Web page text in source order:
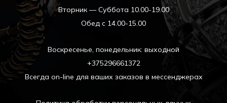
Вторник — Суббота 10.00-19.00
Обед с 14.00-15.00
Воскресенье, понедельник: выходной
+375296661372
Всегда on-line для ваших заказов в мессенджерах